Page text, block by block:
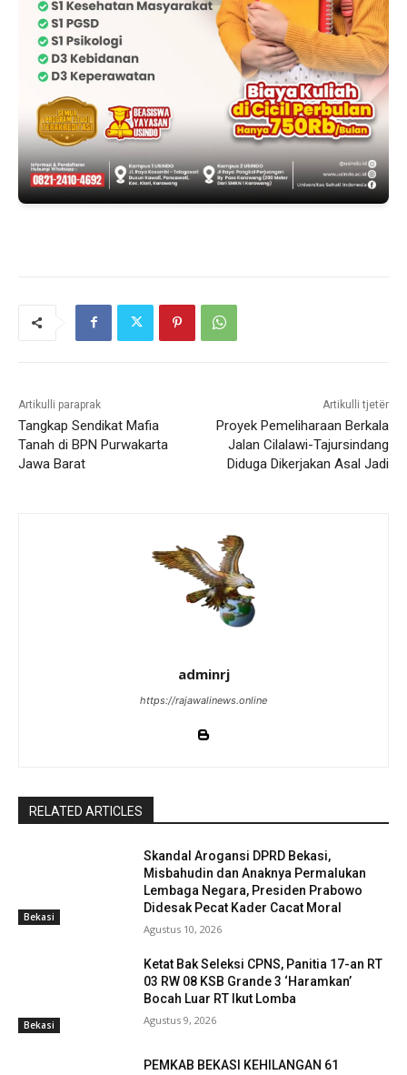
Artikulli paraprak
Tangkap Sendikat Mafia
Tanah di BPN Purwakarta
Jawa Barat
Artikulli tjetër
Proyek Pemeliharaan Berkala
Jalan Cilalawi-Tajursindang
Diduga Dikerjakan Asal Jadi
adminrj
https://rajawalinews.online
RELATED ARTICLES
Bekasi
Skandal Arogansi DPRD Bekasi,
Misbahudin dan Anaknya Permalukan
Lembaga Negara, Presiden Prabowo
Didesak Pecat Kader Cacat Moral
Agustus 10, 2026
Bekasi
Ketat Bak Seleksi CPNS, Panitia 17-an RT
03 RW 08 KSB Grande 3 ‘Haramkan’
Bocah Luar RT Ikut Lomba
Agustus 9, 2026
PEMKAB BEKASI KEHILANGAN 61